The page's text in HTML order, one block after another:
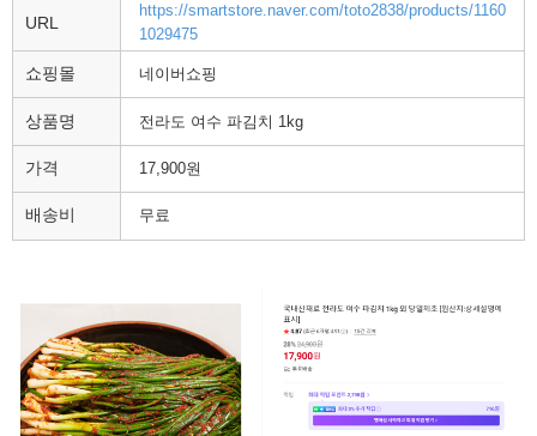
URL
https://smartstore.naver.com/toto2838/products/1160
1029475
쇼핑몰 네이버쇼핑
상품명 전라도 여수 파김치 1kg
가격 17,900원
배송비 무료